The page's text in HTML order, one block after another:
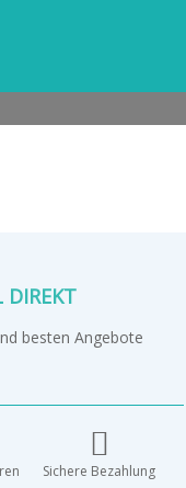
DIREKT
besten Angebote
Sichere Bezahlung